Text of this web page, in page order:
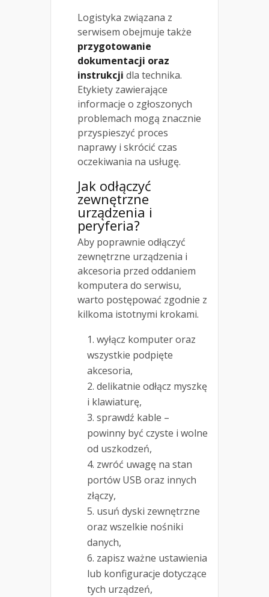
Logistyka związana z
serwisem obejmuje także
przygotowanie
dokumentacji oraz
instrukcji dla technika.
Etykiety zawierające
informacje o zgłoszonych
problemach mogą znacznie
przyspieszyć proces
naprawy i skrócić czas
oczekiwania na usługę.
Jak odłączyć
zewnętrzne
urządzenia i
peryferia?
Aby poprawnie odłączyć
zewnętrzne urządzenia i
akcesoria przed oddaniem
komputera do serwisu,
warto postępować zgodnie z
kilkoma istotnymi krokami.
wyłącz komputer oraz
wszystkie podpięte
akcesoria,
delikatnie odłącz myszkę
i klawiaturę,
sprawdź kable –
powinny być czyste i wolne
od uszkodzeń,
zwróć uwagę na stan
portów USB oraz innych
złączy,
usuń dyski zewnętrzne
oraz wszelkie nośniki
danych,
zapisz ważne ustawienia
lub konfiguracje dotyczące
tych urządzeń,